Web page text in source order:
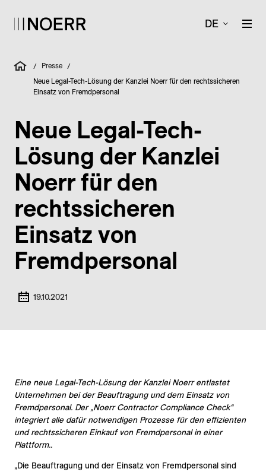
DE
/ Presse /
Neue Legal-Tech-Lösung der Kanzlei Noerr für den rechtssicheren
Einsatz von Fremdpersonal
Neue Legal-Tech-
Lösung der Kanzlei
Noerr für den
rechtssicheren
Einsatz von
Fremdpersonal
19.10.2021
Eine neue Legal-Tech-Lösung der Kanzlei Noerr entlastet
Unternehmen bei der Beauftragung und dem Einsatz von
Fremdpersonal. Der „Noerr Contractor Compliance Check“
integriert alle dafür notwendigen Prozesse für den effizienten
und rechtssicheren Einkauf von Fremdpersonal in einer
Plattform..
„Die Beauftragung und der Einsatz von Fremdpersonal sind